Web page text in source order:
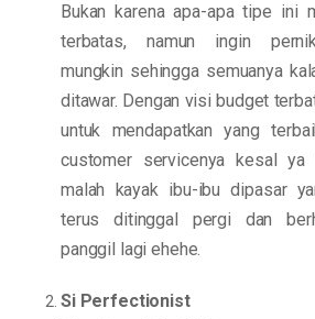
Bukan karena apa-apa tipe ini
terbatas, namun ingin
mungkin sehingga semuanya
ditawar. Dengan visi budget
untuk mendapatkan yang
customer servicenya kesal ya
malah kayak ibu-ibu dipasar
terus ditinggal pergi dan
panggil lagi ehehe.
Si Perfectionist